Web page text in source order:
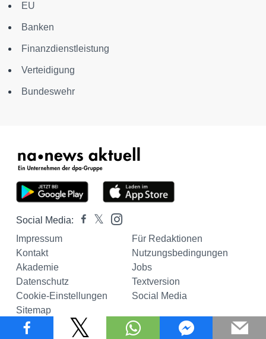
EU
Banken
Finanzdienstleistung
Verteidigung
Bundeswehr
Social Media:
Impressum
Für Redaktionen
Kontakt
Nutzungsbedingungen
Akademie
Jobs
Datenschutz
Textversion
Cookie-Einstellungen
Social Media
Sitemap